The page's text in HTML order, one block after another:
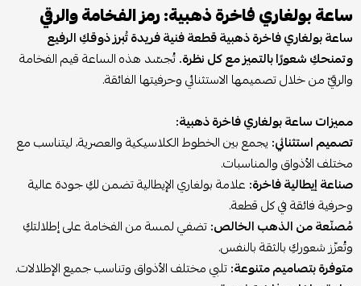
ساعة بولغاري فاخرة ذهبية: رمز الفخامة والرقي
ساعة بولغاري فاخرة ذهبية قطعة فنية فريدة تُبرز ذوقكِ الرفيع
وتمنحكِ شعورًا بالتميز مع كل نظرة.تُجسّد هذه الساعة قيم الفخامة
والرقيّ من خلال تصميمها الاستثنائي وحرفيتها الفائقة.
مميزات ساعة بولغاري فاخرة ذهبية:
تصميم استثنائي: يجمع بين الخطوط الكلاسيكية والعصرية، ليتناسب مع
مختلف الأذواق والمناسبات.
صناعة إيطالية فاخرة: علامة بولغاري الإيطالية تضمن لكِ جودة عالية
وحرفية فائقة في كل قطعة.
مُصنّعة من الذهب الخالص:تضفي لمسة من الفخامة على إطلالتكِ
وتُعزّز شعوركِ بالثقة بالنفس.
متوفرة بتصاميم متنوعة:تلبي مختلف الأذواق وتناسب جميع الإطلالات.